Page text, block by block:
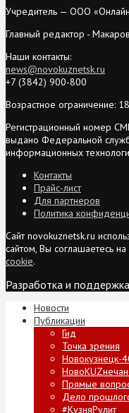
Учредитель — ООО
Главный редактор -
Наши контакты:
news@novokuznetsk.ru
+7 (3842) 900-800
Возрастное ограничение:
Регистрационный номер
выдано Федеральной
информационных
Контакты
Прайс-лист
Для партнеров
Политика
Сайт novokuznetsk.ru
сайтом, Вы соглашаетесь
cookie.
Разработка и
Новости
Публикации
Гид
Точка зрения
Новокузнецк-
Прямые
Дело
#КузняРулит